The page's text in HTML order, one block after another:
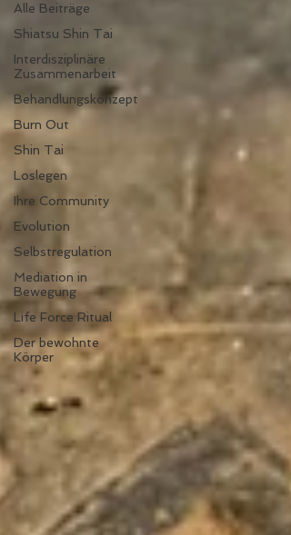
Alle Beiträge
Shiatsu Shin Tai
Interdisziplinäre
Zusammenarbeit
Behandlungskonzept
Burn Out
Shin Tai
Loslegen
Ihre Community
Evolution
Selbstregulation
Mediation in
Bewegung
Life Force Ritual
Der bewohnte
Körper